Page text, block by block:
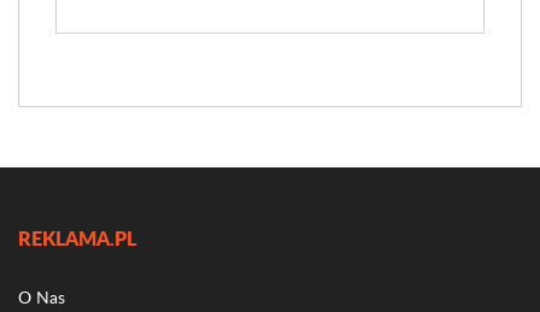
REKLAMA.PL
O Nas